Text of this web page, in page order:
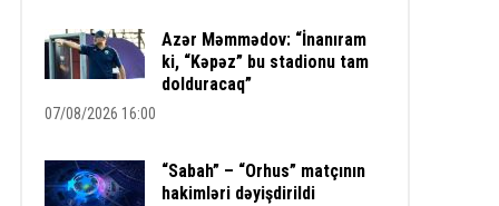
Azər Məmmədov: “İnanıram
ki, “Kəpəz” bu stadionu tam
dolduracaq”
07/08/2026 16:00
“Sabah” – “Orhus” matçının
hakimləri dəyişdirildi